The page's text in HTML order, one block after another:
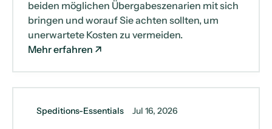
beiden möglichen Übergabeszenarien mit sich
bringen und worauf Sie achten sollten, um
unerwartete Kosten zu vermeiden.
Mehr erfahren
Speditions-Essentials Jul 16, 2026